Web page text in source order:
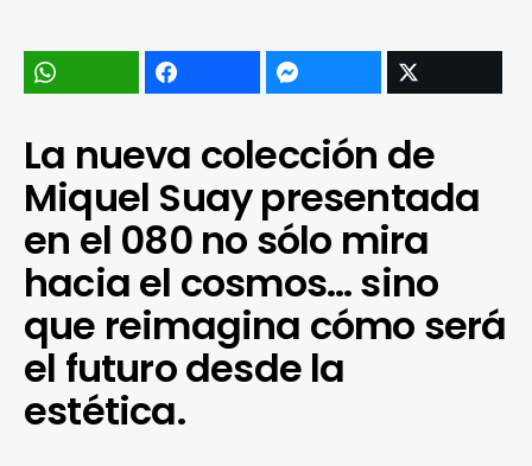
La nueva colección de
Miquel Suay presentada
en el 080 no sólo mira
hacia el cosmos… sino
que reimagina cómo será
el futuro desde la
estética.